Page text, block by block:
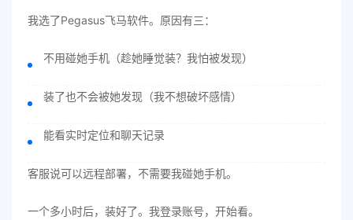
我选了Pegasus飞马软件。原因有三：
不用碰她手机（趁她睡觉装？我怕被发现）
装了也不会被她发现（我不想破坏感情）
能看实时定位和聊天记录
客服说可以远程部署，不需要我碰她手机。
一个多小时后，装好了。我登录账号，开始看。